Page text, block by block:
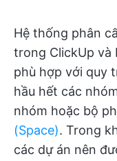
Hệ thống phân
trong ClickUp và
phù hợp với quy
hầu hết các
nhóm hoặc bộ
(Space). Trong
các dự án nên